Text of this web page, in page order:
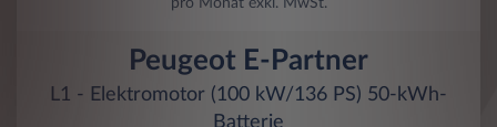
pro Monat exkl. MwSt.
Peugeot E-Partner
L1 - Elektromotor (100 kW/136 PS) 50-kWh-
Batterie